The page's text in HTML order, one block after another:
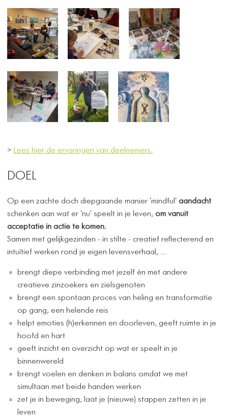
> Lees hier de ervaringen van deelnemers.
DOEL
Op een zachte doch diepgaande manier 'mindful' aandacht
schenken aan wat er 'nu' speelt in je leven, om vanuit
acceptatie in actie te komen.
Samen met gelijkgezinden - in stilte - creatief reflecterend en
intuïtief werken rond je eigen levensverhaal, ...
brengt diepe verbinding met jezelf én met andere
creatieve zinzoekers en zielsgenoten
brengt een spontaan proces van heling en transformatie
op gang, een helende reis
helpt emoties (h)erkennen en doorleven, geeft ruimte in je
hoofd en hart
geeft inzicht en overzicht op wat er speelt in je
binnenwereld
brengt voelen en denken in balans omdat we met
simultaan met beide handen werken
zet je in beweging, laat je (nieuwe) stappen zetten in je
leven